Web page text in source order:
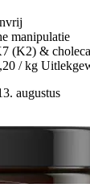
manipulatie
(K2) &
/ kg
augustus